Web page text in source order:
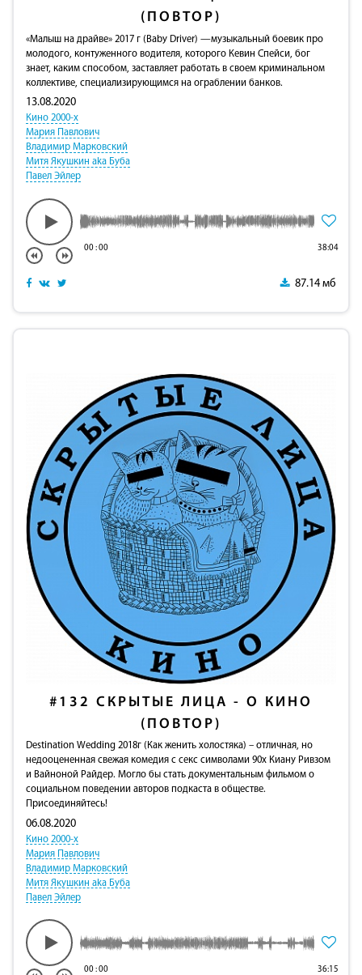
(ПОВТОР)
«Малыш на драйве» 2017 г (Baby Driver) —музыкальный боевик про
молодого, контуженного водителя, которого Кевин Спейси, бог
знает, каким способом, заставляет работать в своем криминальном
коллективе, специализирующимся на ограблении банков.
13.08.2020
Кино 2000-х
Мария Павлович
Владимир Марковский
Митя Якушкин aka Буба
Павел Эйлер
00:00 38:04
87.14 мб
#132 СКРЫТЫЕ ЛИЦА - О КИНО
(ПОВТОР)
Destination Wedding 2018г (Как женить холостяка) – отличная, но
недооцененная свежая комедия с секс символами 90х Киану Ривзом
и Вайноной Райдер. Могло бы стать документальным фильмом о
социальном поведении авторов подкаста в обществе.
Присоединяйтесь!
06.08.2020
Кино 2000-х
Мария Павлович
Владимир Марковский
Митя Якушкин aka Буба
Павел Эйлер
00:00 36:15